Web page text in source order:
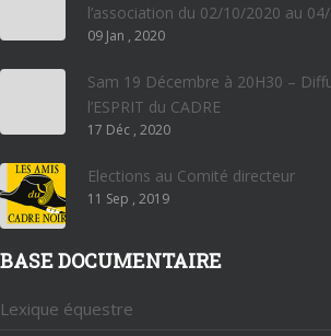
l’association du 02/10/2020 au
09 Jan , 2020
Sam 19 Décembre à 20H30 –
l’ESPRIT du CADRE
17 Déc , 2020
Elections au Comité directeur
11 Sep , 2019
BASE DOCUMENTAIRE
Lexique équestre